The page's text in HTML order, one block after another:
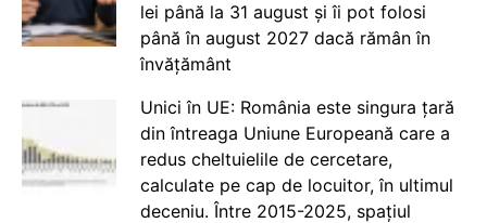
lei până la 31 august și îi pot folosi
până în august 2027 dacă rămân în
învățământ
Unici în UE: România este singura țară
din întreaga Uniune Europeană care a
redus cheltuielile de cercetare,
calculate pe cap de locuitor, în ultimul
deceniu. Între 2015-2025, spațiul